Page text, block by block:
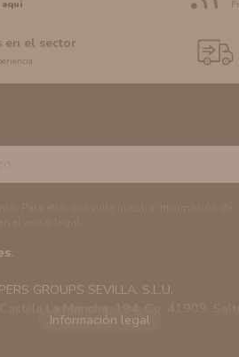
aquí
en el sector
.
GROUPS SEVILLA, S.L.U.
para poder enviarle información